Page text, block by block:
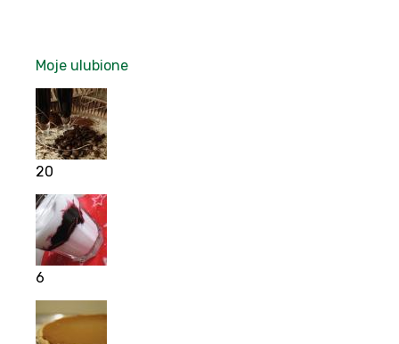
Moje ulubione
20
6